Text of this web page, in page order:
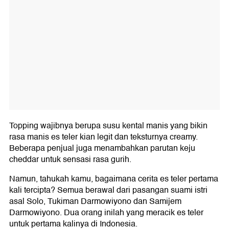
Topping wajibnya berupa susu kental manis yang bikin
rasa manis es teler kian legit dan teksturnya creamy.
Beberapa penjual juga menambahkan parutan keju
cheddar untuk sensasi rasa gurih.
Namun, tahukah kamu, bagaimana cerita es teler pertama
kali tercipta? Semua berawal dari pasangan suami istri
asal Solo, Tukiman Darmowiyono dan Samijem
Darmowiyono. Dua orang inilah yang meracik es teler
untuk pertama kalinya di Indonesia.